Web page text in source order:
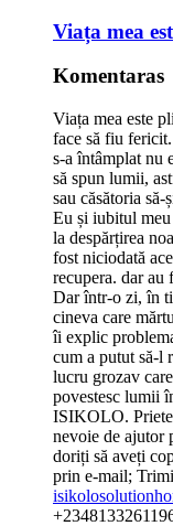
Viața mea
Komentaras
Viața mea este
face să fiu
s-a întâmplat nu
să spun lumii,
sau căsătoria
Eu și iubitul meu
la despărțirea
fost niciodată
recupera. dar au
Dar într-o zi, în
cineva care
îi explic
cum a putut să-l
lucru grozav
povestesc lumii
ISIKOLO.
nevoie de ajutor
doriți să aveți
prin e-mail;